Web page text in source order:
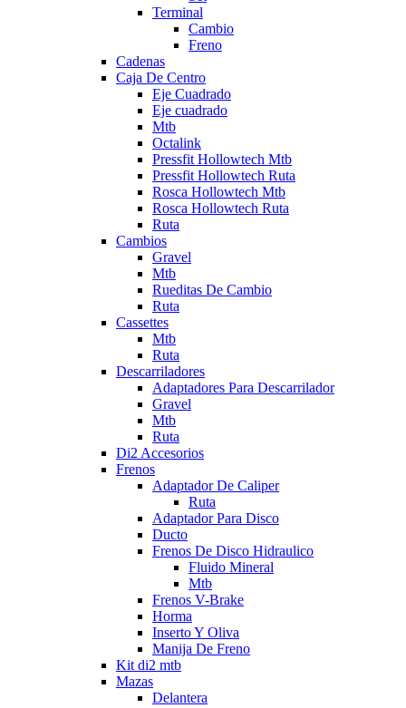
Terminal
Cambio
Freno
Cadenas
Caja De Centro
Eje Cuadrado
Eje cuadrado
Mtb
Octalink
Pressfit Hollowtech Mtb
Pressfit Hollowtech Ruta
Rosca Hollowtech Mtb
Rosca Hollowtech Ruta
Ruta
Cambios
Gravel
Mtb
Rueditas De Cambio
Ruta
Cassettes
Mtb
Ruta
Descarriladores
Adaptadores Para Descarrilador
Gravel
Mtb
Ruta
Di2 Accesorios
Frenos
Adaptador De Caliper
Ruta
Adaptador Para Disco
Ducto
Frenos De Disco Hidraulico
Fluido Mineral
Mtb
Frenos V-Brake
Horma
Inserto Y Oliva
Manija De Freno
Kit di2 mtb
Mazas
Delantera